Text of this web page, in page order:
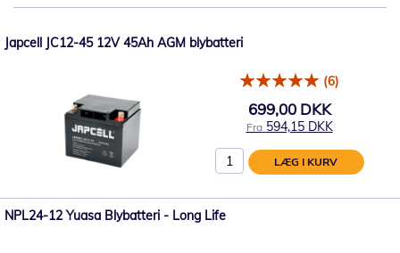
Japcell JC12-45 12V 45Ah AGM blybatteri
(6)
699,00 DKK
Fra 594,15 DKK
LÆG I KURV
NPL24-12 Yuasa Blybatteri - Long Life